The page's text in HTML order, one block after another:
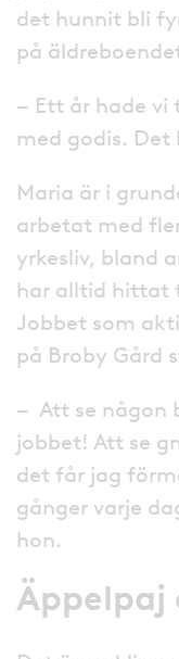
det hunnit bli
på
– Ett år hade vi
med godis.
Maria är i
arbetat med
yrkesliv, bland
har alltid hittat
Jobbet som
på Broby Gård
– Att se någon
jobbet! Att se
det får jag
gånger varje
hon.
Äppelpaj